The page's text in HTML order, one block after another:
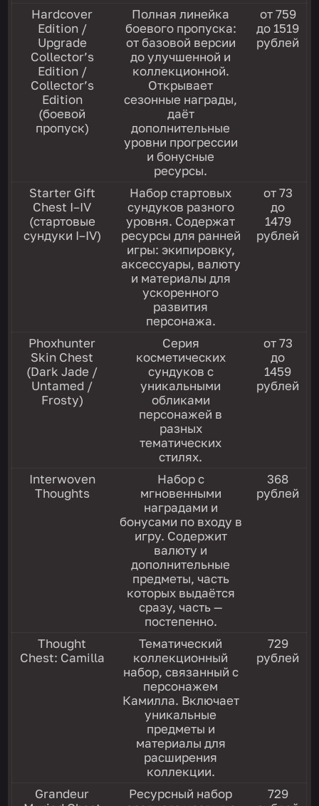
Hardcover
Edition /
Upgrade
Collector’s
Edition /
Collector’s
Edition
(боевой
пропуск)
Полная линейка
боевого пропуска:
от базовой версии
до улучшенной и
коллекционной.
Открывает
сезонные награды,
даёт
дополнительные
уровни прогрессии
и бонусные
ресурсы.
от 759
до 1519
рублей
Starter Gift
Chest I–IV
(стартовые
сундуки I–IV)
Набор стартовых
сундуков разного
уровня. Содержат
ресурсы для ранней
игры: экипировку,
аксессуары, валюту
и материалы для
ускоренного
развития
персонажа.
от 73
до
1479
рублей
Phoxhunter
Skin Chest
(Dark Jade /
Untamed /
Frosty)
Серия
косметических
сундуков с
уникальными
обликами
персонажей в
разных
тематических
стилях.
от 73
до
1459
рублей
Interwoven
Thoughts
Набор с
мгновенными
наградами и
бонусами по входу в
игру. Содержит
валюту и
дополнительные
предметы, часть
которых выдаётся
сразу, часть —
постепенно.
368
рублей
Thought
Chest: Camilla
Тематический
коллекционный
набор, связанный с
персонажем
Камилла. Включает
уникальные
предметы и
материалы для
расширения
коллекции.
729
рублей
Grandeur
Ресурсный набор
729